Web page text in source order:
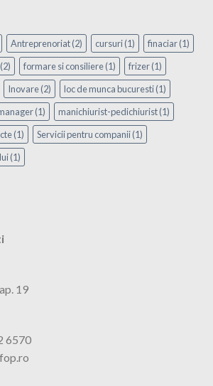
Antreprenoriat(2) cursuri(1) finaciar(1)
(2) formare si consiliere(1) frizer(1)
Inovare(2) loc de munca bucuresti(1)
(1) manichiurist-pedichiurist(1)
(1) Servicii pentru companii(1)
(1)
19
6570